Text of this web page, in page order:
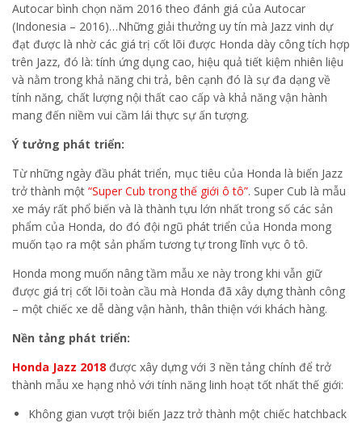
Autocar bình chọn năm 2016 theo đánh giá của Autocar
(Indonesia – 2016)…Những giải thưởng uy tín mà Jazz vinh dự
đạt được là nhờ các giá trị cốt lõi được Honda dày công tích hợp
trên Jazz, đó là: tính ứng dụng cao, hiệu quả tiết kiệm nhiên liệu
và nằm trong khả năng chi trả, bên cạnh đó là sự đa dạng về
tính năng, chất lượng nội thất cao cấp và khả năng vận hành
mang đến niềm vui cầm lái thực sự ấn tượng.
Ý tưởng phát triển:
Từ những ngày đầu phát triển, mục tiêu của Honda là biến Jazz
trở thành một “Super Cub trong thế giới ô tô”. Super Cub là mẫu
xe máy rất phổ biến và là thành tựu lớn nhất trong số các sản
phẩm của Honda, do đó đội ngũ phát triển của Honda mong
muốn tạo ra một sản phẩm tương tự trong lĩnh vực ô tô.
Honda mong muốn nâng tầm mẫu xe này trong khi vẫn giữ
được giá trị cốt lõi toàn cầu mà Honda đã xây dựng thành công
– một chiếc xe dễ dàng vận hành, thân thiện với khách hàng.
Nền tảng phát triển:
Honda Jazz 2018 được xây dựng với 3 nền tảng chính để trở
thành mẫu xe hạng nhỏ với tính năng linh hoạt tốt nhất thế giới:
Không gian vượt trội biến Jazz trở thành một chiếc hatchback